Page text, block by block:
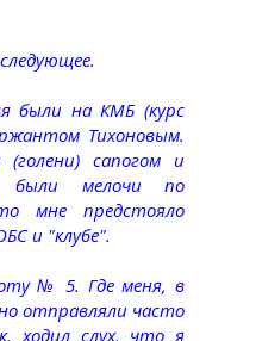
были на КМБ (курс
Тихоновым.
сапогом и
были мелочи по
мне предстояло
и "клубе".
№ 5. Где меня, в
отправляли часто
ходил слух, что я